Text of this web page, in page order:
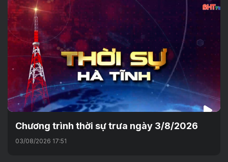
Chương trình thời sự trưa ngày 3/8/2026
03/08/2026 17:51